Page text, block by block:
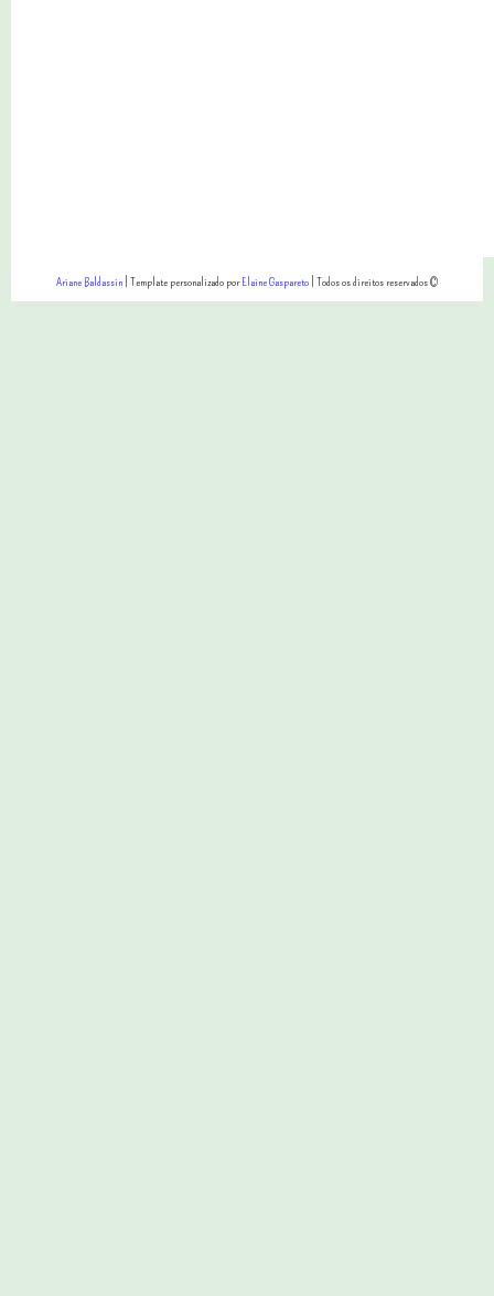
Ariane Baldassin| Template personalizado porElaine Gaspareto| Todos os direitos reservados ©